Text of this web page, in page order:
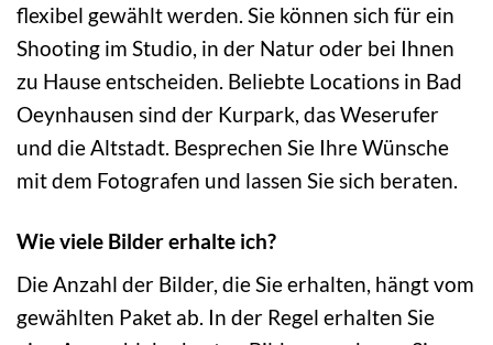
flexibel gewählt werden. Sie können sich für ein
Shooting im Studio, in der Natur oder bei Ihnen
zu Hause entscheiden. Beliebte Locations in Bad
Oeynhausen sind der Kurpark, das Weserufer
und die Altstadt. Besprechen Sie Ihre Wünsche
mit dem Fotografen und lassen Sie sich beraten.
Wie viele Bilder erhalte ich?
Die Anzahl der Bilder, die Sie erhalten, hängt vom
gewählten Paket ab. In der Regel erhalten Sie